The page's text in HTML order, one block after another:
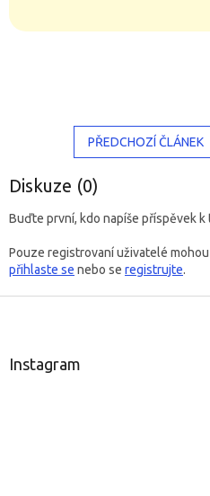
PŘEDCHOZÍ ČLÁNEK
Diskuze (0)
Buďte první, kdo napíše příspěvek
Pouze registrovaní uživatelé
přihlaste se nebo se registrujte.
Instagram